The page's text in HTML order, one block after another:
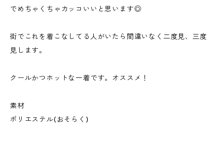
でめちゃくちゃカッコいいと思います◎
街でこれを着こなしてる人がいたら間違いなく二度見、三度
見します。
クールかつホットな一着です。オススメ！
素材
ポリエステル(おそらく)